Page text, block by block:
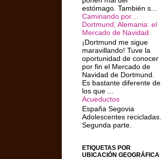
estómago. También s...
Caminando por…
Dortmund, Alemania: el
Mercado de Navidad.
¡Dortmund me sigue
maravillando! Tuve la
oportunidad de conocer
por fin el Mercado de
Navidad de Dortmund.
Es bastante diferente de
los que ...
Acueductos
España Segovia
Adolescentes recicladas.
Segunda parte.
ETIQUETAS POR
UBICACIÓN GEOGRÁFICA